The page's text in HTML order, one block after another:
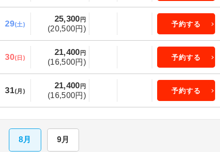
29(土)
25,300 円
(20,500円)
予約する
30(日)
21,400 円
(16,500円)
予約する
31(月)
21,400 円
(16,500円)
予約する
8月 9月